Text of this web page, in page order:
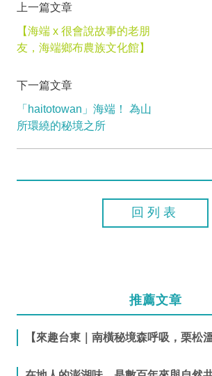
上一篇文章
【海端 x 很會說故事的老朋
友，海端鄉布農族文化館】
下一篇文章
「haitotowan」海端！ 為山
所環繞的秘境之所
回列表
推薦文章
【來趣台東｜南橫秘境森呼吸，栗松